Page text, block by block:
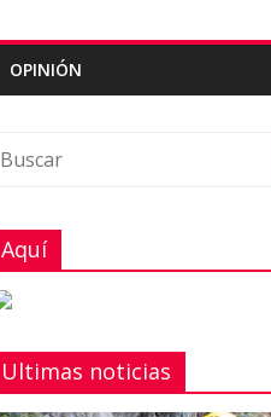
OPINIÓN
Aquí
Ultimas noticias